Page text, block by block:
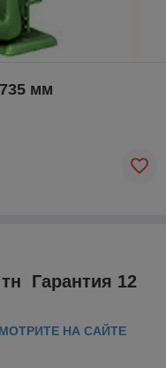
мм
Гарантия 12
НА САЙТЕ